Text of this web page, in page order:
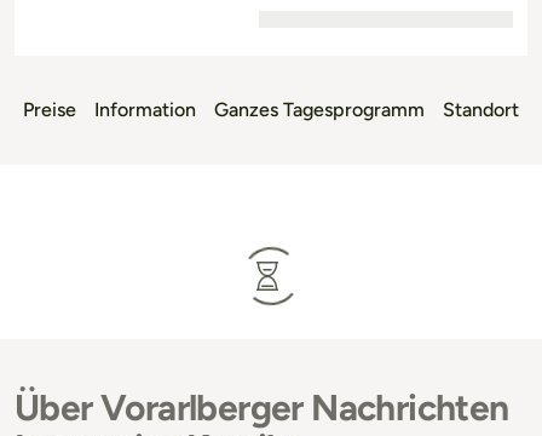
Preise Information Ganzes Tagesprogramm Standort
Über Vorarlberger Nachrichten